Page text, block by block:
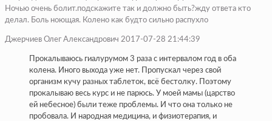
Ночью очень болит.подскажите так и должно быть?жду ответа кто
делал. Боль ноющая. Колено как будто сильно распухло
Джерчиев Олег Александрович 2017-07-28 21:44:39
Прокалываюсь гиалурумом 3 раза с интервалом год в оба
колена. Иного выхода уже нет. Пропускал через свой
организм кучу разных таблеток, всё бестолку. Поэтому
прокалываю весь курс и не парюсь. У моей мамы (царство
ей небесное) были теже проблемы. И что она только не
пробовала. И народная медицина, и физиотерапия, и